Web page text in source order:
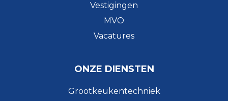
Vestigingen
MVO
Vacatures
ONZE DIENSTEN
Grootkeukentechniek